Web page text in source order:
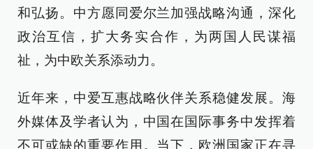
和弘扬。中方愿同爱尔兰加强战略沟通，深化
政治互信，扩大务实合作，为两国人民谋福
祉，为中欧关系添动力。
近年来，中爱互惠战略伙伴关系稳健发展。海
外媒体及学者认为，中国在国际事务中发挥着
不可或缺的重要作用。当下，欧洲国家正在寻